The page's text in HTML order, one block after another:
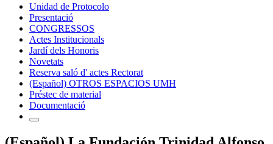
Unidad de Protocolo
Presentació
CONGRESSOS
Actes Institucionals
Jardí dels Honoris
Novetats
Reserva saló d' actes Rectorat
(Español) OTROS ESPACIOS UMH
Préstec de material
Documentació